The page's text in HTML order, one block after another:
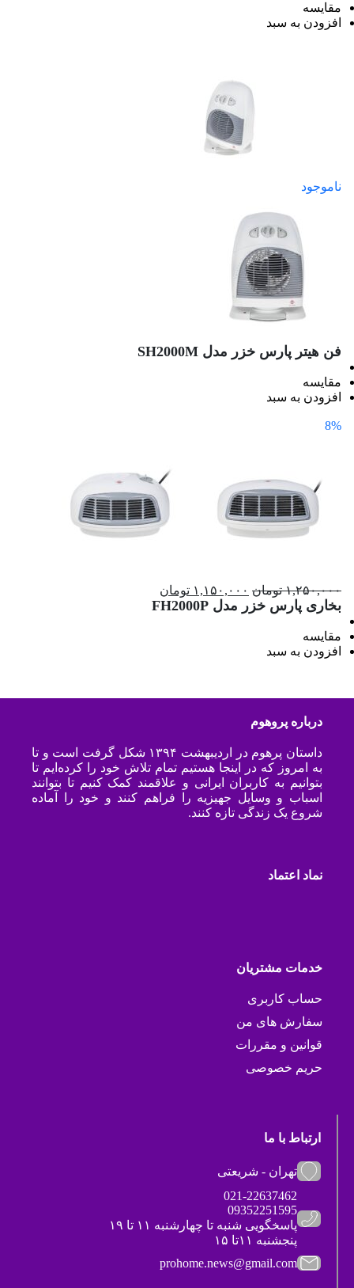
مقایسه
افزودن به سبد
ناموجود
فن هیتر پارس خزر مدل SH2000M
مقایسه
افزودن به سبد
8%
۱,۲۵۰,۰۰۰ تومان ۱,۱۵۰,۰۰۰ تومان
بخاری پارس خزر مدل FH2000P
مقایسه
افزودن به سبد
درباره پروهوم
داستان پرهوم در اردیبهشت ۱۳۹۴ شکل گرفت است و تا
به امروز که در اینجا هستیم تمام تلاش خود را کرده‌ایم تا
بتوانیم به کاربران ایرانی و علاقمند کمک کنیم تا بتوانند
اسباب و وسایل جهیزیه را فراهم کنند و خود را آماده
شروع یک زندگی تازه کنند.
نماد اعتماد
خدمات مشتریان
حساب کاربری
سفارش های من
قوانین و مقررات
حریم خصوصی
ارتباط با ما
تهران - شریعتی
021-22637462
09352251595
پاسخگویی شنبه تا چهارشنبه ۱۱ تا ۱۹
پنجشنبه ۱۱تا ۱۵
prohome.news@gmail.com